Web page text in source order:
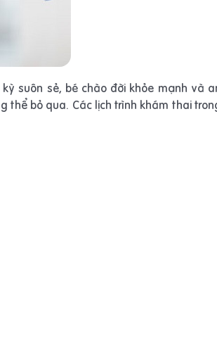
suôn sẻ, bé chào đời khỏe mạnh và
thể bỏ qua. Các lịch trình khám thai